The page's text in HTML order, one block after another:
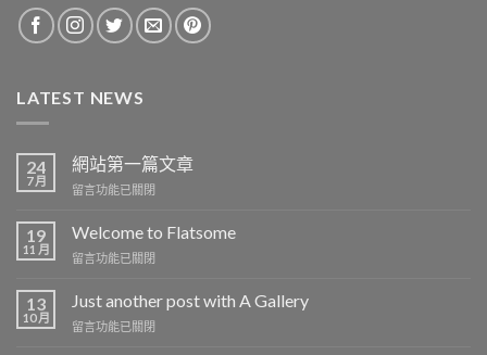
LATEST NEWS
24
7 月
網站第一篇文章
在
站
一
文
章〉
留言功能已關閉
19
11 月
Welcome to Flatsome
在
to
中
留言功能已關閉
13
10 月
Just another post with A Gallery
在
留言功能已關閉